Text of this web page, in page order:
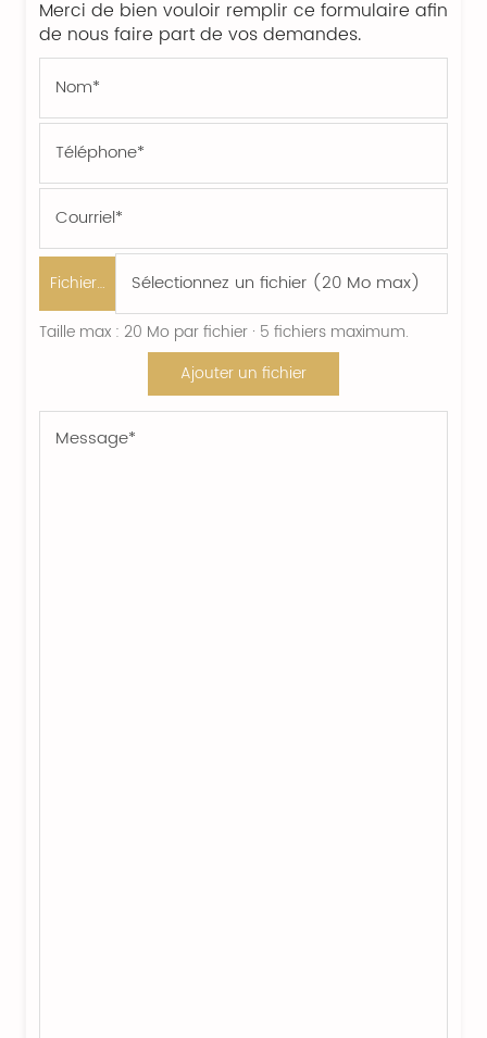
Merci de bien vouloir remplir ce formulaire afin
de nous faire part de vos demandes.
Fichier…
Taille max : 20 Mo par fichier · 5 fichiers maximum.
Ajouter un fichier